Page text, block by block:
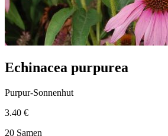
Echinacea purpurea
Purpur-Sonnenhut
3.40 €
20 Samen